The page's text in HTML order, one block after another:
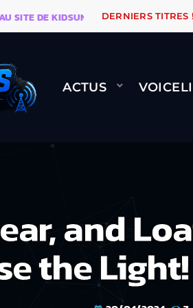
KIDSUNE WARÉTRO
DERNIERS TITRES !
ACTUS
and
the